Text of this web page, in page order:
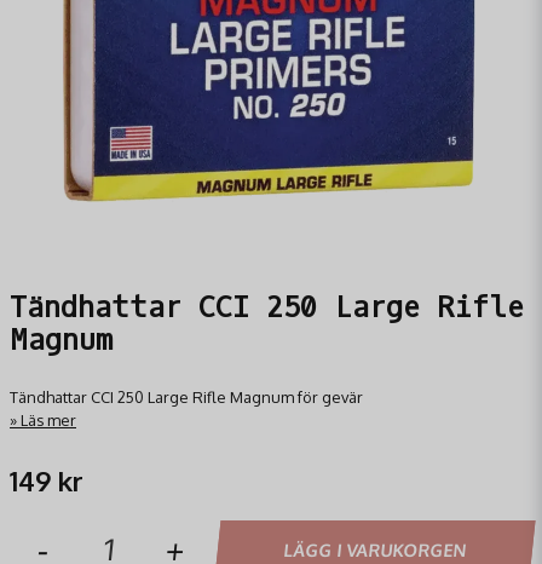
Tändhattar CCI 250 Large Rifle
Magnum
Tändhattar CCI 250 Large Rifle Magnum för gevär
Läs mer
149 kr
- + LÄGG I VARUKORGEN